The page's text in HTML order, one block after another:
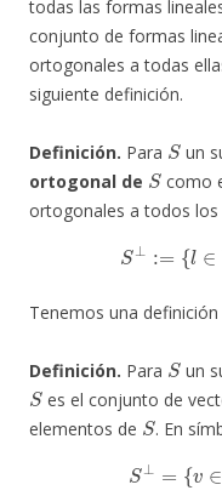
todas las formas
conjunto de formas
ortogonales a todas
siguiente definición.
Definición. Para
S
un
ortogonal de
S
como
ortogonales a todos
:= l
Tenemos una
Definición. Para
S
un
S
es el conjunto de
elementos de
S
. En
⊥= v